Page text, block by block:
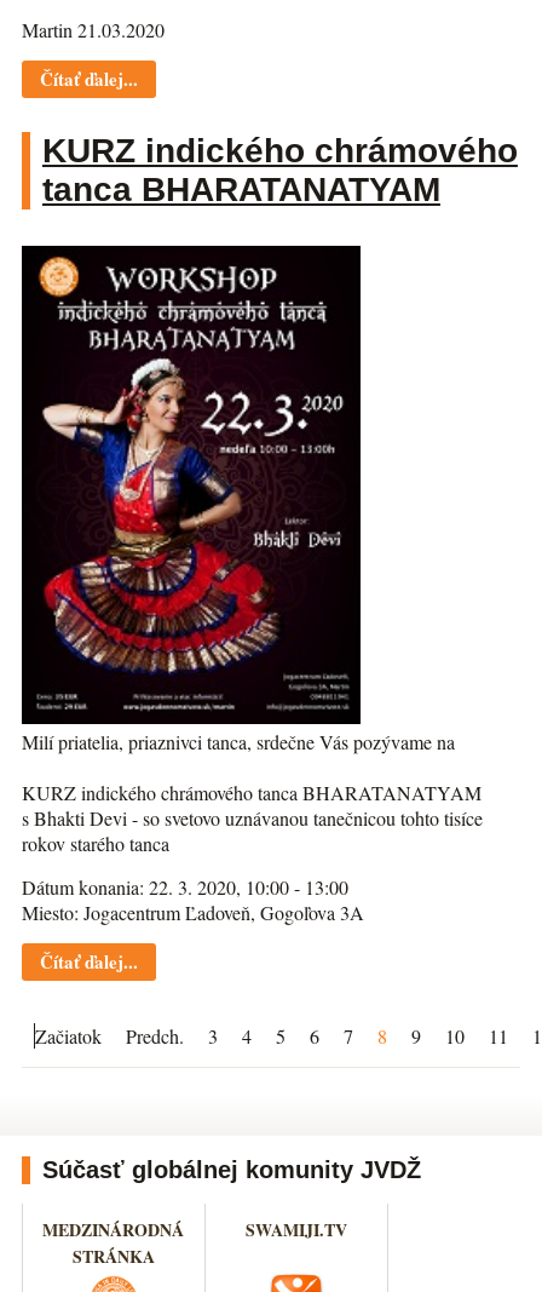
Martin 21.03.2020
Čítať ďalej...
KURZ indického chrámového
tanca BHARATANATYAM
Milí priatelia, priaznivci tanca, srdečne Vás pozývame na
KURZ indického chrámového tanca BHARATANATYAM
s Bhakti Devi - so svetovo uznávanou tanečnicou tohto tisíce
rokov starého tanca
Dátum konania: 22. 3. 2020, 10:00 - 13:00
Miesto: Jogacentrum Ľadoveň, Gogoľova 3A
Čítať ďalej...
Začiatok Predch. 3 4 5 6 7 8 9 10 11
Súčasť globálnej komunity JVDŽ
MEDZINÁRODNÁ
STRÁNKA
SWAMIJI.TV